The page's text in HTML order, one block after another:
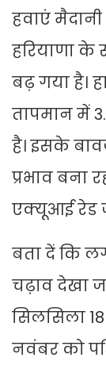
हवाएं
हरियाणा के
बढ़ गया है।
तापमान में
है। इसके
प्रभाव बना
एक्यूआई रेड
बता दें कि
चढ़ाव देखा
सिलसिला
नवंबर को